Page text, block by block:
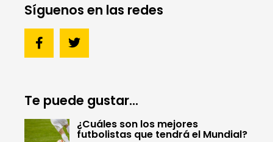
Síguenos en las redes
Te puede gustar...
¿Cuáles son los mejores
futbolistas que tendrá el Mundial?